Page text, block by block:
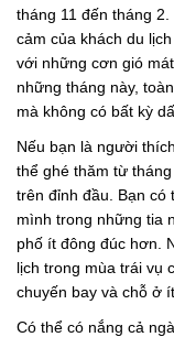
tháng 11 đến tháng
cảm của khách du
với những cơn gió
những tháng này,
mà không có bất kỳ
Nếu bạn là người
thể ghé thăm từ
trên đỉnh đầu. Bạn có
mình trong những tia
phố ít đông đúc hơn.
lịch trong mùa trái vụ
chuyến bay và chỗ ở
Có thể có nắng cả